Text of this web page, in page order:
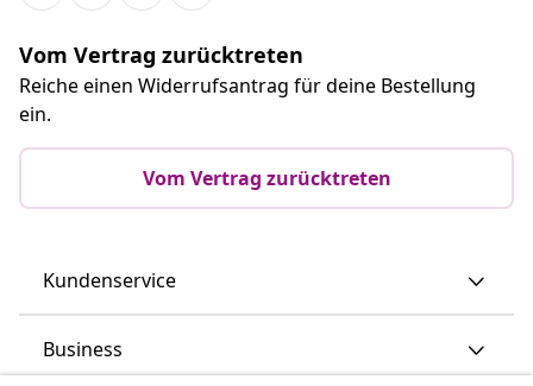
Vom Vertrag zurücktreten
Reiche einen Widerrufsantrag für deine Bestellung
ein.
Vom Vertrag zurücktreten
Kundenservice
Business